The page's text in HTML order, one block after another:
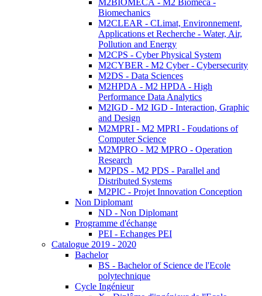
M2BIOMECA - M2 Biomeca -
Biomechanics
M2CLEAR - CLimat, Environnement,
Applications et Recherche - Water, Air,
Pollution and Energy
M2CPS - Cyber Physical System
M2CYBER - M2 Cyber - Cybersecurity
M2DS - Data Sciences
M2HPDA - M2 HPDA - High
Performance Data Analytics
M2IGD - M2 IGD - Interaction, Graphic
and Design
M2MPRI - M2 MPRI - Foudations of
Computer Science
M2MPRO - M2 MPRO - Operation
Research
M2PDS - M2 PDS - Parallel and
Distributed Systems
M2PIC - Projet Innovation Conception
Non Diplomant
ND - Non Diplomant
Programme d'échange
PEI - Echanges PEI
Catalogue 2019 - 2020
Bachelor
BS - Bachelor of Science de l'Ecole
polytechnique
Cycle Ingénieur